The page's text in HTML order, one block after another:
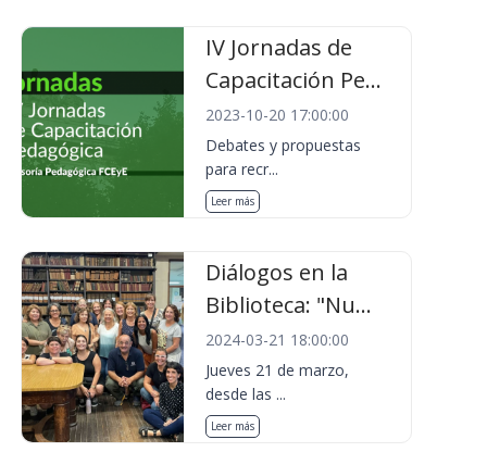
IV Jornadas de
Capacitación Pe...
2023-10-20 17:00:00
Debates y propuestas
para recr...
Leer más
Diálogos en la
Biblioteca: "Nu...
2024-03-21 18:00:00
Jueves 21 de marzo,
desde las ...
Leer más